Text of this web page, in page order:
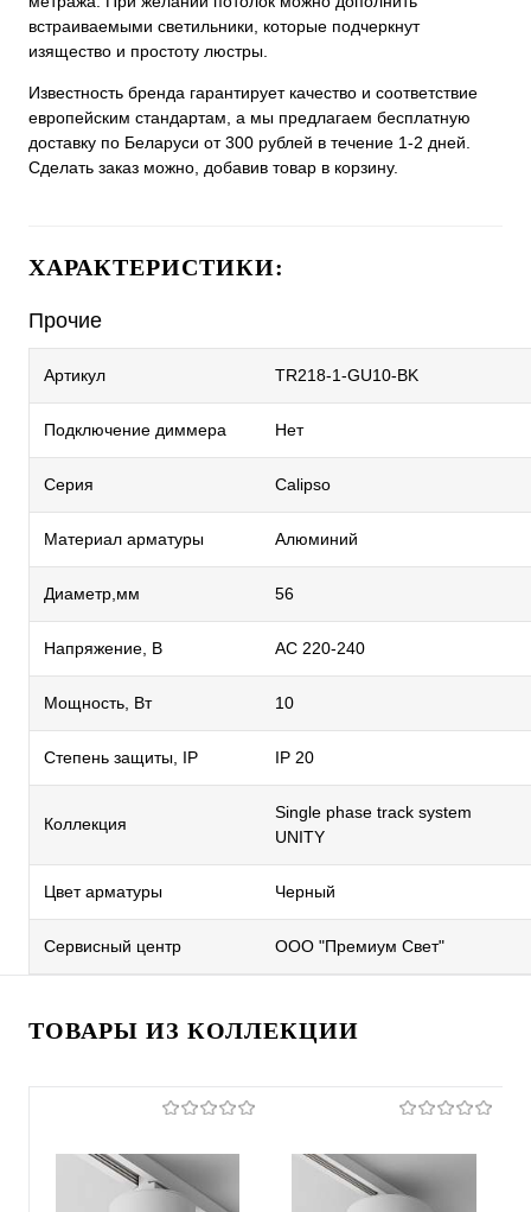
встраиваемыми светильники, которые подчеркнут
изящество и простоту люстры.
Известность бренда гарантирует качество и соответствие
европейским стандартам, а мы предлагаем бесплатную
доставку по Беларуси от 300 рублей в течение 1-2 дней.
Сделать заказ можно, добавив товар в корзину.
ХАРАКТЕРИСТИКИ:
Прочие
Артикул TR218-1-GU10-BK
Подключение диммера Нет
Серия Calipso
Материал арматуры Алюминий
Диаметр,мм 56
Напряжение, В AC 220-240
Мощность, Вт 10
Степень защиты, IP IP 20
Коллекция
Single phase track system
UNITY
Цвет арматуры Черный
Сервисный центр ООО "Премиум Свет"
ТОВАРЫ ИЗ КОЛЛЕКЦИИ